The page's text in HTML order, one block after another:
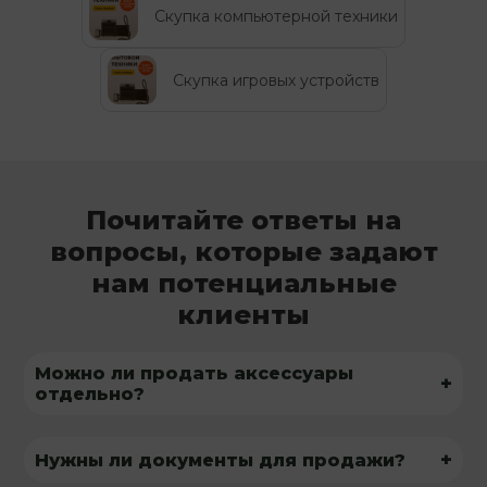
Скупка компьютерной техники
Скупка игровых устройств
Почитайте ответы на
вопросы, которые задают
нам потенциальные
клиенты
Можно ли продать аксессуары
отдельно?
+
Нужны ли документы для продажи? +